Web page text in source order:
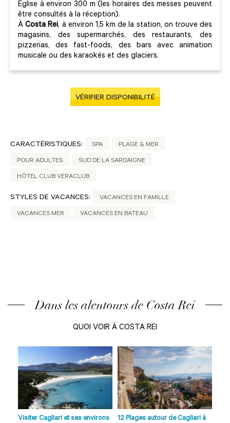
Eglise à environ 300 m (les horaires des messes peuvent
être consultés à la réception).
ÀCosta Rei, à environ 1,5 km de la station, on trouve des
magasins, des supermarchés, des restaurants, des
pizzerias, des fast-foods, des bars avec animation
musicale ou des karaokés et des glaciers.
VÉRIFIER DISPONIBILITÉ
CARACTÉRISTIQUES: SPA PLAGE & MER
POUR ADULTES SUD DE LA SARDAIGNE
HÔTEL CLUB VERACLUB
STYLES DE VACANCES: VACANCES EN FAMILLE
VACANCES MER VACANCES EN BATEAU
Dans les alentours de Costa Rei
QUOI VOIR À COSTA REI
Visiter Cagliari et ses environs
12 Plages autour de Cagliari à